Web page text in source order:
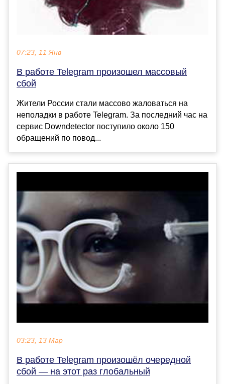
07:23, 11 Янв
В работе Telegram произошел массовый
сбой
Жители России стали массово жаловаться на
неполадки в работе Telegram. За последний час на
сервис Downdetector поступило около 150
обращений по повод...
03:23, 13 Мар
В работе Telegram произошёл очередной
сбой — на этот раз глобальный